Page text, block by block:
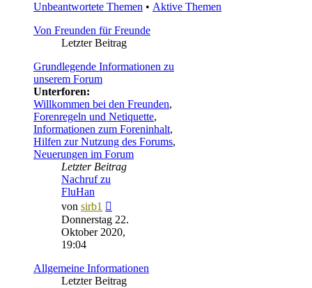
Unbeantwortete Themen • Aktive Themen
Von Freunden für Freunde
Letzter Beitrag
Grundlegende Informationen zu
unserem Forum
Unterforen:
Willkommen bei den Freunden,
Forenregeln und Netiquette,
Informationen zum Foreninhalt,
Hilfen zur Nutzung des Forums,
Neuerungen im Forum
Letzter Beitrag
Nachruf zu
FluHan
von sirb1
Beitrag
Donnerstag 22.
Oktober 2020,
19:04
Allgemeine Informationen
Letzter Beitrag